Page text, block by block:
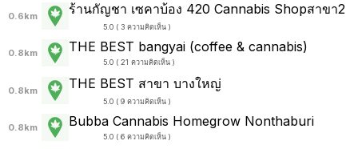
0.6km ร้านกัญชา เซคาบ้อง 420 Cannabis Shopสาขา2
5.0 ( 3 ความคิดเห็น )
0.8km THE BEST bangyai (coffee & cannabis)
5.0 ( 21 ความคิดเห็น )
0.8km THE BEST สาขา บางใหญ่
5.0 ( 9 ความคิดเห็น )
0.8km Bubba Cannabis Homegrow Nonthaburi
5.0 ( 6 ความคิดเห็น )